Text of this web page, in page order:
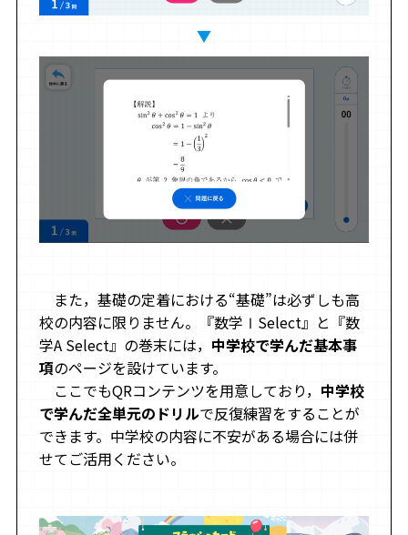
▼
また，基礎の定着における“基礎”は必ずしも高
校の内容に限りません。『数学ⅠSelect』と『数
学A Select』の巻末には， 中学校で学んだ基本事
項のページを設けています。
ここでもQRコンテンツを用意しており， 中学校
で学んだ全単元のドリルで反復練習をすることが
できます。中学校の内容に不安がある場合には併
せてご活用ください。